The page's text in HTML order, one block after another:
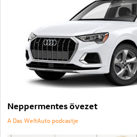
Neppermentes övezet
A Das WeltAuto podcastje